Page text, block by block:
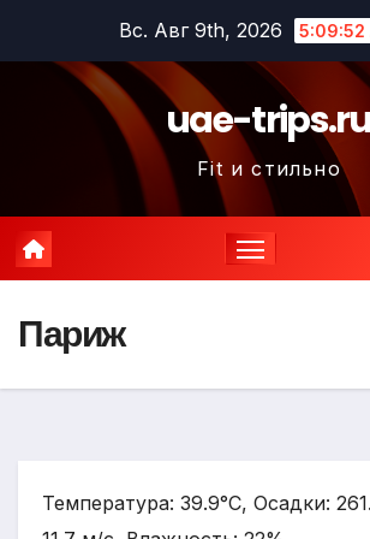
содержимому
Вс. Авг 9th, 2026 5:09:53
uae-trips.ru
Fit и стильно
Париж
Температура: 39.9°C, Осадки: